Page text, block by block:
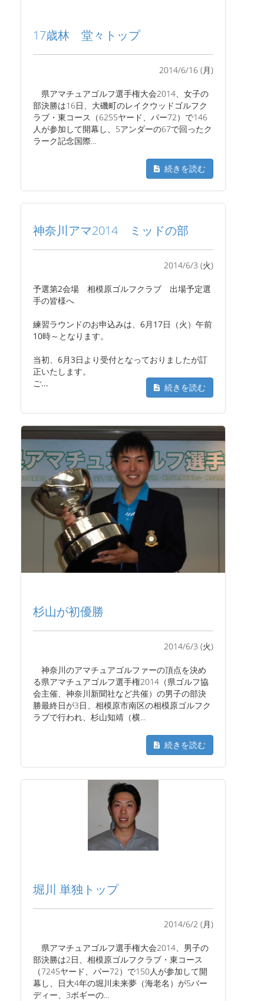
17歳林 堂々トップ
2014/6/16 (月)
県アマチュアゴルフ選手権大会2014、女子の
部決勝は16日、大磯町のレイクウッドゴルフク
ラブ・東コース（6255ヤード、パー72）で146
人が参加して開幕し、5アンダーの67で回ったク
ラーク記念国際...
続きを読む
神奈川アマ2014 ミッドの部
2014/6/3 (火)
予選第2会場 相模原ゴルフクラブ 出場予定選
手の皆様へ
練習ラウンドのお申込みは、6月17日（火）午前
10時～となります。
当初、6月3日より受付となっておりましたが訂
正いたします。
ご...
続きを読む
杉山が初優勝
2014/6/3 (火)
神奈川のアマチュアゴルファーの頂点を決め
る県アマチュアゴルフ選手権2014（県ゴルフ協
会主催、神奈川新聞社など共催）の男子の部決
勝最終日が3日、相模原市南区の相模原ゴルフク
ラブで行われ、杉山知靖（横...
続きを読む
堀川 単独トップ
2014/6/2 (月)
県アマチュアゴルフ選手権大会2014、男子の
部決勝は2日、相模原ゴルフクラブ・東コース
（7245ヤード、パー72）で150人が参加して開
幕し、日大4年の堀川未来夢（海老名）が5バー
ディー、3ボギーの...